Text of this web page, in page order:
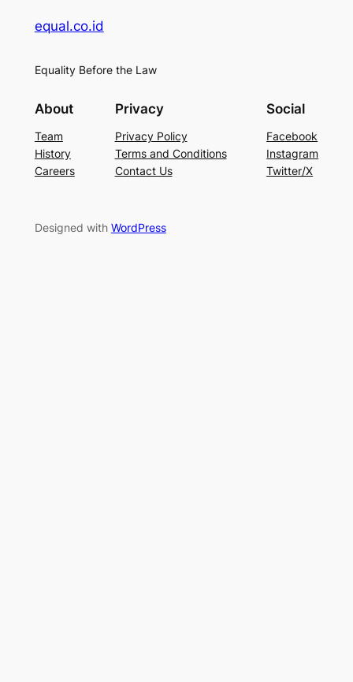
equal.co.id
Equality Before the Law
About
Team
History
Careers
Privacy
Privacy Policy
Terms and Conditions
Contact Us
Social
Facebook
Instagram
Twitter/X
Designed with WordPress